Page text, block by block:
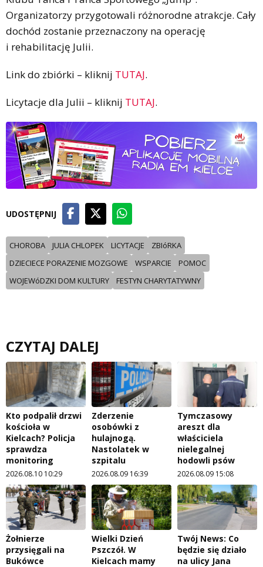
Organizatorzy przygotowali różnorodne atrakcje. Cały
dochód zostanie przeznaczony na operację
i rehabilitację Julii.
Link do zbiórki – kliknij TUTAJ.
Licytacje dla Julii – kliknij TUTAJ.
UDOSTĘPNIJ
CHOROBA JULIA CHLOPEK LICYTACJE
ZBIóRKA
DZIECIECE PORAZENIE MOZGOWE
WSPARCIE
POMOC
WOJEWóDZKI DOM KULTURY
FESTYN CHARYTATYWNY
CZYTAJ DALEJ
Kto podpalił drzwi
kościoła w
Kielcach? Policja
sprawdza
monitoring
2026.08.10 10:29
Zderzenie
osobówki z
hulajnogą.
Nastolatek w
szpitalu
2026.08.09 16:39
Tymczasowy
areszt dla
właściciela
nielegalnej
hodowli psów
2026.08.09 15:08
Żołnierze
przysięgali na
Bukówce
Wielki Dzień
Pszczół. W
Kielcach mamy
Twój News: Co
będzie się działo
na ulicy Jana